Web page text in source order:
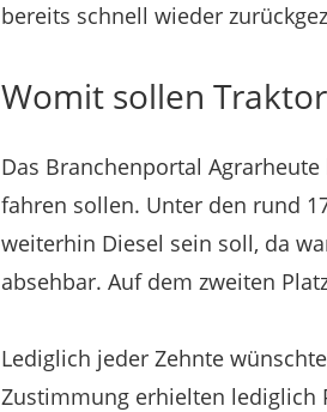
bereits schnell wieder
Womit sollen
Das Branchenportal
fahren sollen. Unter den rund
weiterhin Diesel sein soll, da
absehbar. Auf dem zweiten
Lediglich jeder Zehnte
Zustimmung erhielten lediglich